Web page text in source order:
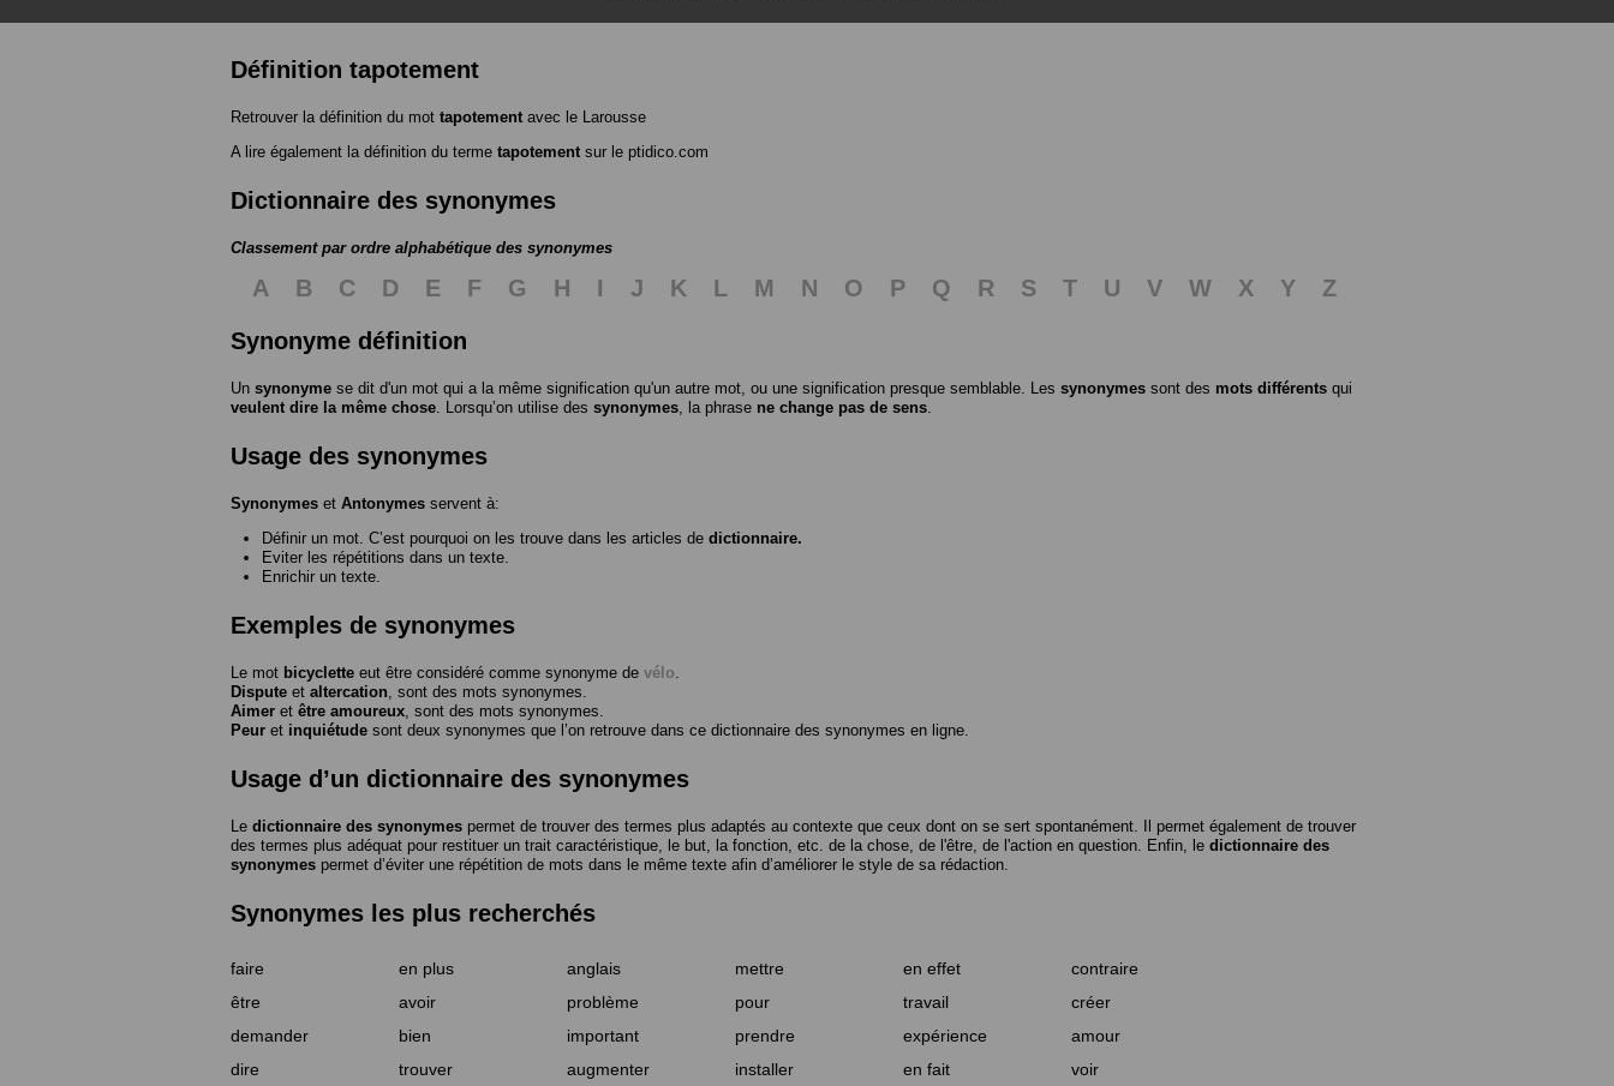
Définition tapotement
Retrouver la définition du mot tapotement avec le Larousse
A lire également la définition du terme tapotement sur le ptidico.com
Dictionnaire des synonymes
Classement par ordre alphabétique des synonymes
A B C D E F G H I J K L M N O P Q R S T U V W X Y
Z
Synonyme définition
Un synonyme se dit d'un mot qui a la même signification qu'un autre mot, ou une signification presque semblable. Les synonymes sont des mots différents qui
veulent dire la même chose . Lorsqu’on utilise des synonymes , la phrase ne change pas de sens
Usage des synonymes
Synonymes et Antonymes servent à:
Définir un mot. C’est pourquoi on les trouve dans les articles de dictionnaire.
Eviter les répétitions dans un texte.
Enrichir un texte.
Exemples de synonymes
Le mot bicyclette eut être considéré comme synonyme de vélo
Dispute et altercation , sont des mots synonymes.
Aimer et être amoureux , sont des mots synonymes.
Peur et inquiétude sont deux synonymes que l’on retrouve dans ce dictionnaire des synonymes en ligne.
Usage d’un dictionnaire des synonymes
Le dictionnaire des synonymes permet de trouver des termes plus adaptés au contexte que ceux dont on se sert spontanément. Il permet également de trouver
des termes plus adéquat pour restituer un trait caractéristique, le but, la fonction, etc. de la chose, de l'être, de l'action en question. Enfin, le dictionnaire des
synonymes permet d’éviter une répétition de mots dans le même texte afin d’améliorer le style de sa rédaction.
Synonymes les plus recherchés
faire en plus anglais mettre en effet
contraire
être
avoir problème pour travail
créer
demander
bien important prendre expérience
amour
dire
trouver augmenter installer en fait voir